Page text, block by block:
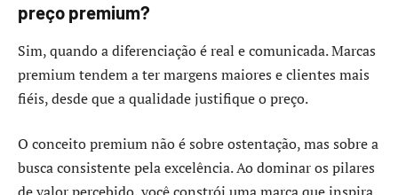
preço premium?
Sim, quando a diferenciação é real e comunicada. Marcas
premium tendem a ter margens maiores e clientes mais
fiéis, desde que a qualidade justifique o preço.
O conceito premium não é sobre ostentação, mas sobre a
busca consistente pela excelência. Ao dominar os pilares